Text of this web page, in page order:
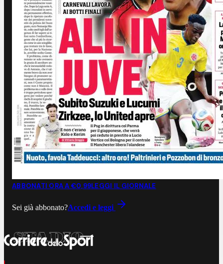
ABBONATI ORA A €0,99LEGGI IL GIORNALE
Sei già abbonato?Accedi e leggi